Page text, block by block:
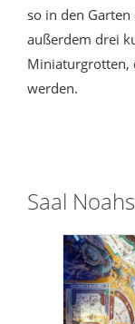
so in den
außerdem drei
Miniaturgrotten,
werden.
Saal Noahs